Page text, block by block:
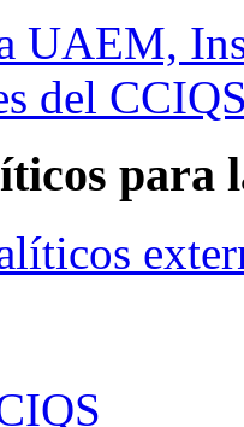
UAEM,
del
para